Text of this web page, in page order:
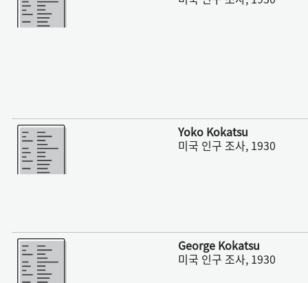
더 보기
Yoko Kokatsu
미국 인구 조사, 1930
더 보기
George Kokatsu
미국 인구 조사, 1930